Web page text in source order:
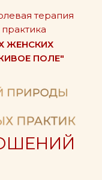
ЖЕНСКИХ
ПОЛЕ"
терапия